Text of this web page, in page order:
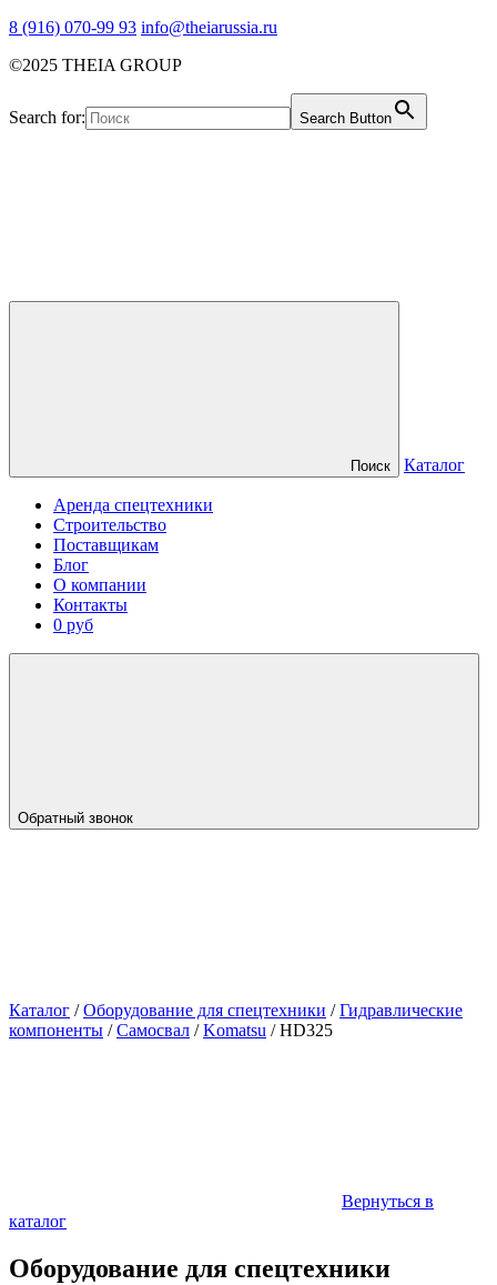
8 (916) 070-99 93 info@theiarussia.ru
©2025 THEIA GROUP
Search for: Search Button
Поиск Каталог
Аренда спецтехники
Строительство
Поставщикам
Блог
О компании
Контакты
0 руб
Обратный звонок
Каталог /Оборудование для спецтехники /Гидравлические
компоненты /Самосвал /Komatsu /HD325
Вернуться в
каталог
Оборудование для спецтехники